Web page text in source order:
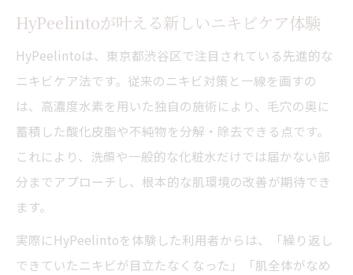
HyPeelintoが叶える新しいニキビケア体験
HyPeelintoは、東京都渋谷区で注目されている先進的な
ニキビケア法です。従来のニキビ対策と一線を画すの
は、高濃度水素を用いた独自の施術により、毛穴の奥に
蓄積した酸化皮脂や不純物を分解・除去できる点です。
これにより、洗顔や一般的な化粧水だけでは届かない部
分までアプローチし、根本的な肌環境の改善が期待でき
ます。
実際にHyPeelintoを体験した利用者からは、「繰り返し
できていたニキビが目立たなくなった」「肌全体がなめ